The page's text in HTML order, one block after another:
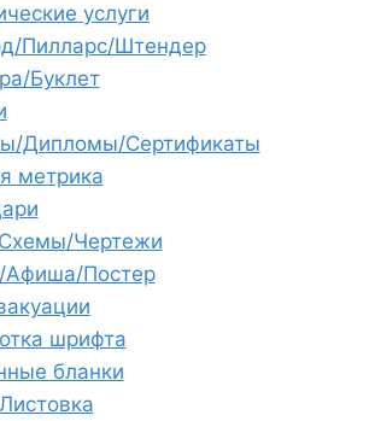
услуги
Пилларс/Штендер
Буклет
Дипломы/Сертификаты
метрика
Чертежи
Афиша/Постер
шрифта
бланки